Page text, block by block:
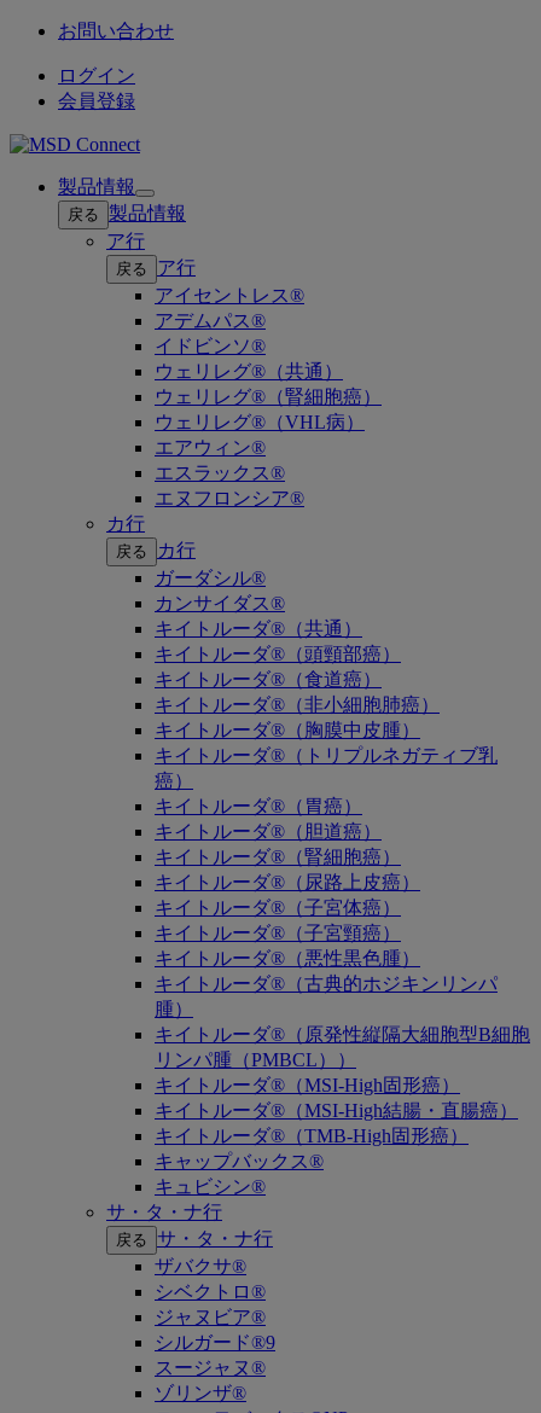
お問い合わせ
ログイン
会員登録
製品情報
Open
submenu
戻る 製品情報
ア行
戻る
ア行
アイセントレス®
アデムパス®
イドビンソ®
ウェリレグ®（共通）
ウェリレグ®（腎細胞癌）
ウェリレグ®（VHL病）
エアウィン®
エスラックス®
エヌフロンシア®
カ行
戻る
カ行
ガーダシル®
カンサイダス®
キイトルーダ®（共通）
キイトルーダ®（頭頸部癌）
キイトルーダ®（食道癌）
キイトルーダ®（非小細胞肺癌）
キイトルーダ®（胸膜中皮腫）
キイトルーダ®（トリプルネガティブ乳
癌）
キイトルーダ®（胃癌）
キイトルーダ®（胆道癌）
キイトルーダ®（腎細胞癌）
キイトルーダ®（尿路上皮癌）
キイトルーダ®（子宮体癌）
キイトルーダ®（子宮頸癌）
キイトルーダ®（悪性黒色腫）
キイトルーダ®（古典的ホジキンリンパ
腫）
キイトルーダ®（原発性縦隔大細胞型B細胞
リンパ腫（PMBCL））
キイトルーダ®（MSI-High固形癌）
キイトルーダ®（MSI-High結腸・直腸癌）
キイトルーダ®（TMB-High固形癌）
キャップバックス®
キュビシン®
サ・タ・ナ行
戻る サ・タ・ナ行
ザバクサ®
シベクトロ®
ジャヌビア®
シルガード®9
スージャヌ®
ゾリンザ®